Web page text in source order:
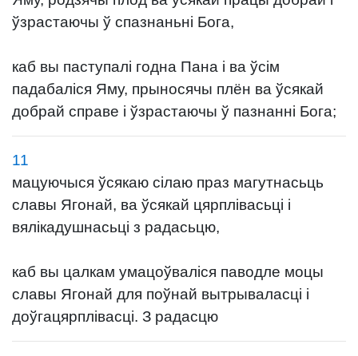
ўзрастаючы ў спазнаньні Бога,
каб вы паступалі годна Пана і ва ўсім
падабаліся Яму, прыносячы плён ва ўсякай
добрай справе і ўзрастаючы ў пазнанні Бога;
11
мацуючыся ўсякаю сілаю праз магутнасьць
славы Ягонай, ва ўсякай цярплівасьці і
вялікадушнасьці з радасьцю,
каб вы цалкам умацоўваліся паводле моцы
славы Ягонай для поўнай вытрываласці і
доўгацярплівасці. З радасцю